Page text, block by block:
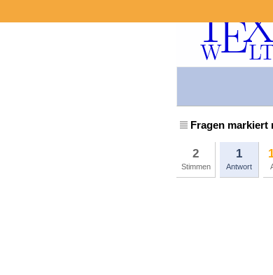
Fragen markiert
2
Stimmen
1
Antwort